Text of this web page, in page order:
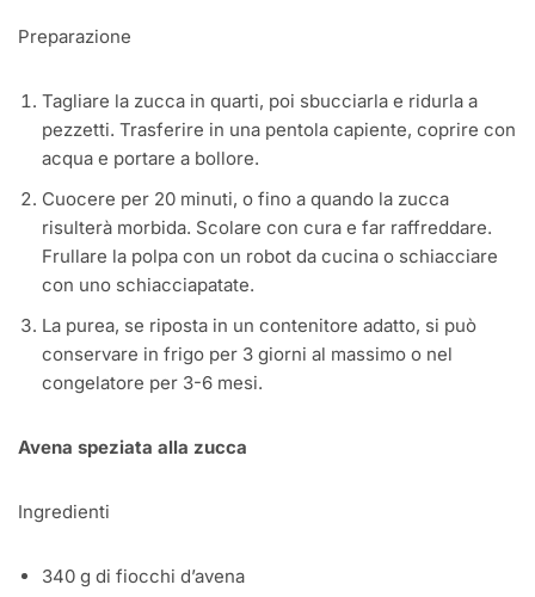
Preparazione
Tagliare la zucca in quarti, poi sbucciarla e ridurla a
pezzetti. Trasferire in una pentola capiente, coprire con
acqua e portare a bollore.
Cuocere per 20 minuti, o fino a quando la zucca
risulterà morbida. Scolare con cura e far raffreddare.
Frullare la polpa con un robot da cucina o schiacciare
con uno schiacciapatate.
La purea, se riposta in un contenitore adatto, si può
conservare in frigo per 3 giorni al massimo o nel
congelatore per 3-6 mesi.
Avena speziata alla zucca
Ingredienti
340 g di fiocchi d’avena